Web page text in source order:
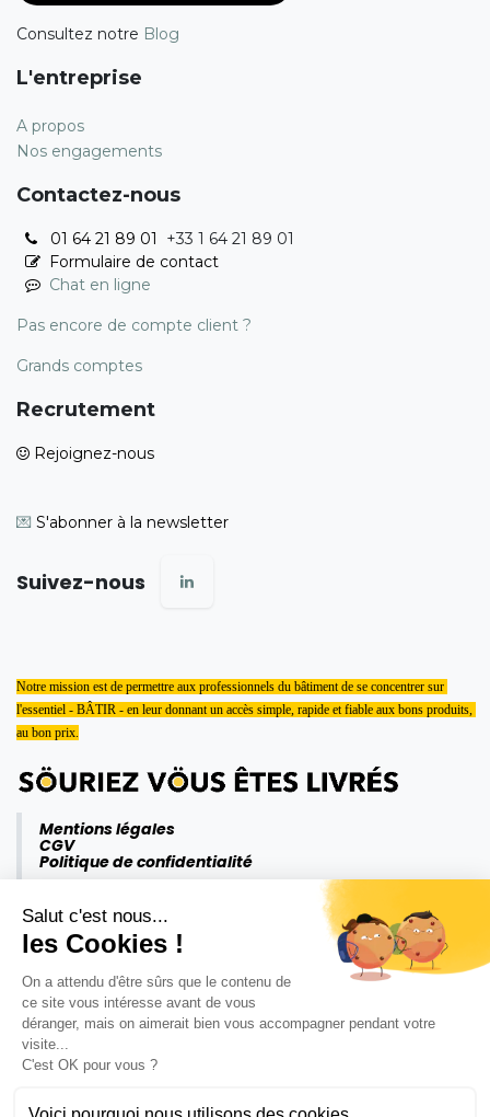
Salut c'est nous...
les Cookies !
On a attendu d'être sûrs que le contenu de
ce site vous intéresse avant de vous
déranger, mais on aimerait bien vous accompagner pendant votre
visite...
C'est OK pour vous ?
Consultez notre Blog
L'entreprise
A propos
Nos engagements
Contactez-nous
01 64 21 89 01 +33 1 64 21 89 01
Formulaire de contact
Chat en ligne
Pas encore de compte client ?
Grands comptes
Recrutement
Rejoignez-nous
💌 S'abonner à la newsletter
Suivez-nous
Notre mission est de permettre aux professionnels du bâtiment de se concentrer sur
l'essentiel - BÂTIR - en leur donnant un accès simple, rapide et fiable aux bons produits,
au bon prix.
Mentions légales
CGV
Politique de confidentialité